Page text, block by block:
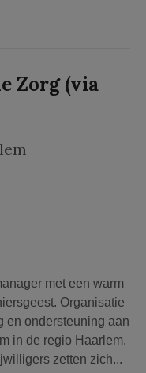
Zorg (via
met een warm
Organisatie
en ondersteuning aan
in de regio Haarlem.
zetten zich...